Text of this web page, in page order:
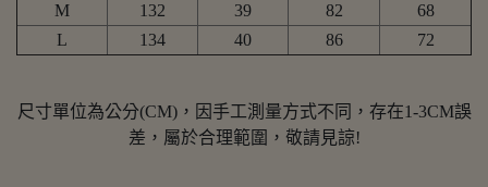
M
132 39 82
68
L
134 40 86 72
尺寸單位為公分(CM)，因手工測量方式不同，存在1-3CM誤
差，屬於合理範圍，敬請見諒!